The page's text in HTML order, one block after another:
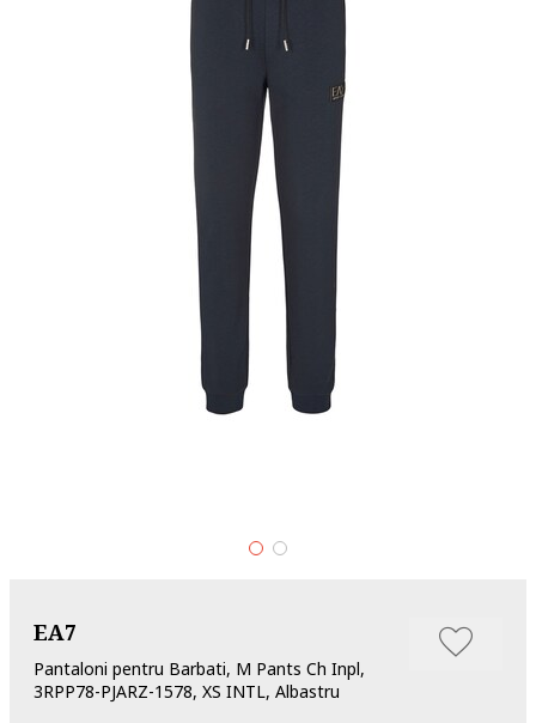
EA7
Pantaloni pentru Barbati, M Pants Ch Inpl,
3RPP78-PJARZ-1578, XS INTL, Albastru